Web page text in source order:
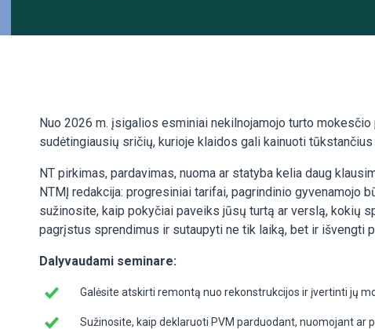
Nuo 2026 m. įsigalios esminiai nekilnojamojo turto
sudėtingiausių sričių, kurioje klaidos gali kainuoti
NT pirkimas, pardavimas, nuoma ar statyba kelia daug
NTMĮ redakcija: progresiniai tarifai, pagrindinio gyvenamojo
sužinosite, kaip pokyčiai paveiks jūsų turtą ar verslą, kokių
pagrįstus sprendimus ir sutaupyti ne tik laiką, bet ir išvengti
Dalyvaudami seminare:
Galėsite atskirti remontą nuo rekonstrukcijos ir įvertinti jų
Sužinosite, kaip deklaruoti PVM parduodant, nuomojant ar